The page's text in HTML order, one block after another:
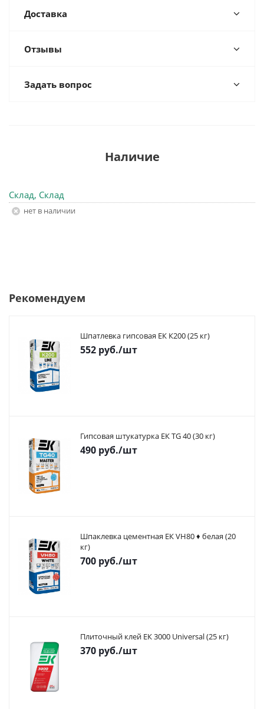
Доставка
Отзывы
Задать вопрос
Наличие
Склад, Склад
Нет в наличии
Рекомендуем
Шпатлевка гипсовая ЕК К200 (25 кг)
552 руб./шт
Гипсовая штукатурка ЕК TG 40 (30 кг)
490 руб./шт
Шпаклевка цементная ЕК VH80 ♦ белая (20
кг)
700 руб./шт
Плиточный клей ЕК 3000 Universal (25 кг)
370 руб./шт